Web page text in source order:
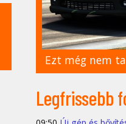
Ezt még nem
Legfrissebb